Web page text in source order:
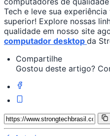
Tech e leve sua
superior! Explore nossas
qualidade em nosso site
computador desktop da
Compartilhe
Gostou deste artigo?